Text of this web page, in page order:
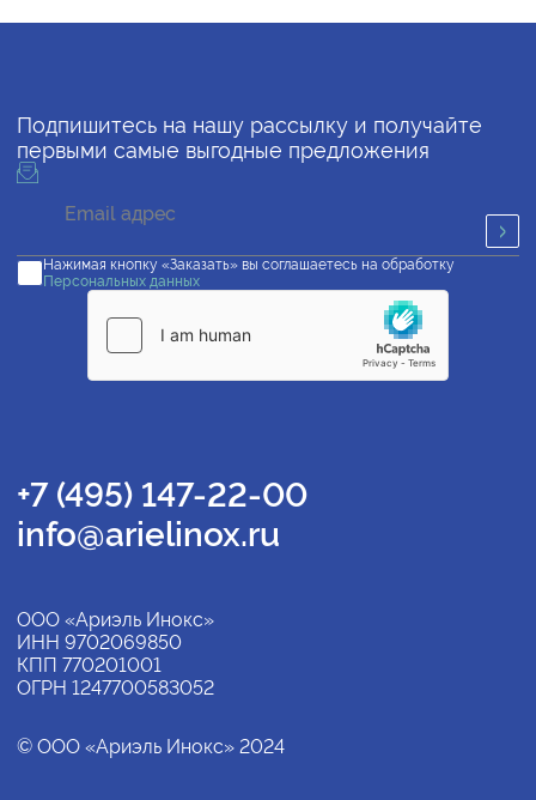
Подпишитесь на нашу рассылку и получайте
первыми самые выгодные предложения
Нажимая кнопку «Заказать» вы соглашаетесь на обработку
Персональных данных
+7 (495) 147-22-00
info@arielinox.ru
ООО «Ариэль Инокс»
ИНН 9702069850
КПП 770201001
ОГРН 1247700583052
© ООО «Ариэль Инокс» 2024